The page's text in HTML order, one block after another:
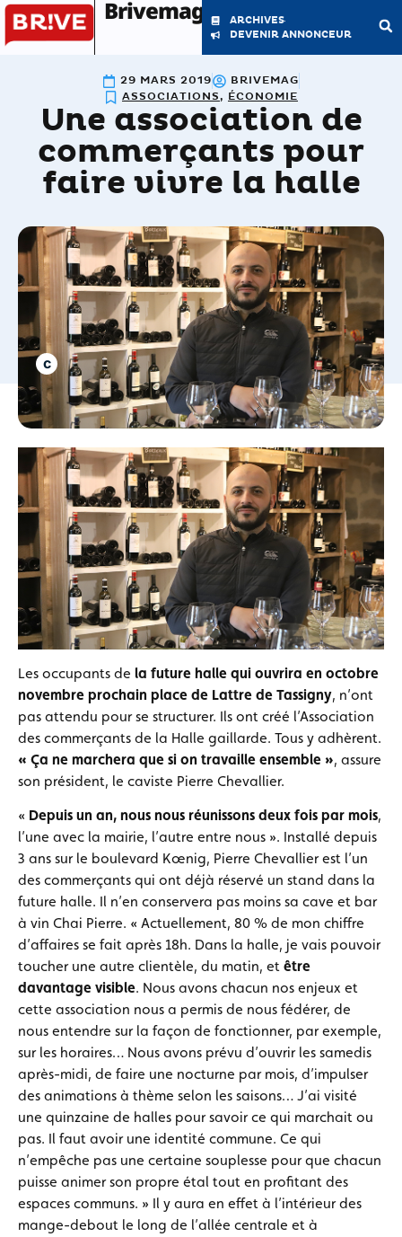
Brivemag'
ARCHIVES
DEVENIR ANNONCEUR
29 MARS 2019
BRIVEMAG
ASSOCIATIONS, ÉCONOMIE
Une association de
commerçants pour
faire vivre la halle
Les occupants de la future halle qui ouvrira en octobre
novembre prochain place de Lattre de Tassigny, n’ont
pas attendu pour se structurer. Ils ont créé l’Association
des commerçants de la Halle gaillarde. Tous y adhèrent.
« Ça ne marchera que si on travaille ensemble », assure
son président, le caviste Pierre Chevallier.
« Depuis un an, nous nous réunissons deux fois par mois,
l’une avec la mairie, l’autre entre nous ». Installé depuis
3 ans sur le boulevard Kœnig, Pierre Chevallier est l’un
des commerçants qui ont déjà réservé un stand dans la
future halle. Il n’en conservera pas moins sa cave et bar
à vin Chai Pierre. « Actuellement, 80 % de mon chiffre
d’affaires se fait après 18h. Dans la halle, je vais pouvoir
toucher une autre clientèle, du matin, et être
davantage visible. Nous avons chacun nos enjeux et
cette association nous a permis de nous fédérer, de
nous entendre sur la façon de fonctionner, par exemple,
sur les horaires… Nous avons prévu d’ouvrir les samedis
après-midi, de faire une nocturne par mois, d’impulser
des animations à thème selon les saisons… J’ai visité
une quinzaine de halles pour savoir ce qui marchait ou
pas. Il faut avoir une identité commune. Ce qui
n’empêche pas une certaine souplesse pour que chacun
puisse animer son propre étal tout en profitant des
espaces communs. » Il y aura en effet à l’intérieur des
mange-debout le long de l’allée centrale et à